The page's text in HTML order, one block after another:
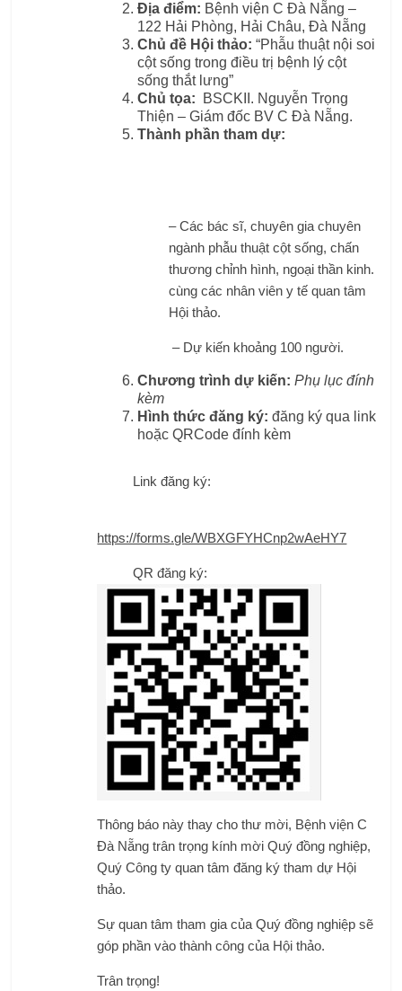
Địa điểm: Bệnh viện C Đà Nẵng –
122 Hải Phòng, Hải Châu, Đà Nẵng
Chủ đề Hội thảo: “Phẫu thuật nội soi
cột sống trong điều trị bệnh lý cột
sống thắt lưng”
Chủ tọa:
BSCKII. Nguyễn Trọng
Thiện – Giám đốc BV C Đà Nẵng.
Thành phần tham dự:
– Các bác sĩ, chuyên gia chuyên
ngành phẫu thuật cột sống, chấn
thương chỉnh hình, ngoại thần kinh.
cùng các nhân viên y tế quan tâm
Hội thảo.
– Dự kiến khoảng 100 người.
Chương trình dự kiến: Phụ lục đính
kèm
Hình thức đăng ký:đăng ký qua link
hoặc QRCode đính kèm
Link đăng ký:
https://forms.gle/WBXGFYHCnp2wAeHY7
QR đăng ký:
Thông báo này thay cho thư mời, Bệnh viện C
Đà Nẵng trân trọng kính mời Quý đồng nghiệp,
Quý Công ty quan tâm đăng ký tham dự Hội
thảo.
Sự quan tâm tham gia của Quý đồng nghiệp sẽ
góp phần vào thành công của Hội thảo.
Trân trọng!